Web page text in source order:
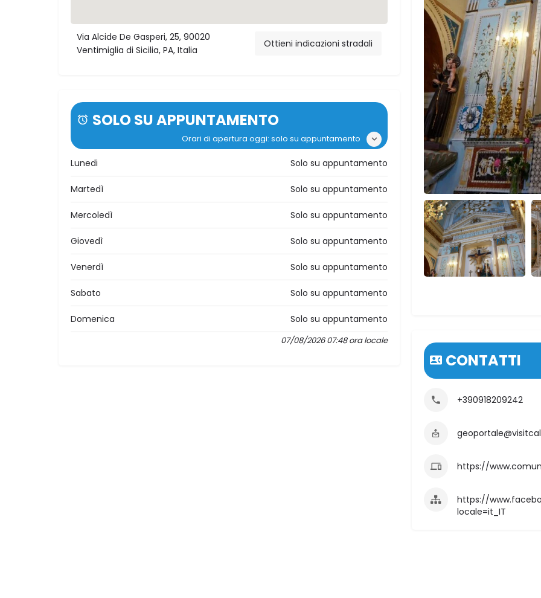
Via Alcide De Gasperi, 25, 90020
Ventimiglia di Sicilia, PA, Italia
Ottieni indicazioni stradali
SOLO SU APPUNTAMENTO
Orari di apertura oggi: solo su appuntamento
Lunedi Solo su appuntamento
Martedì Solo su appuntamento
Mercoledì Solo su appuntamento
Giovedì Solo su appuntamento
Venerdì Solo su appuntamento
Sabato Solo su appuntamento
Domenica Solo su appuntamento
07/08/2026 07:48 ora locale
CONTATTI
+390918209242
https://
https://
locale=it_IT